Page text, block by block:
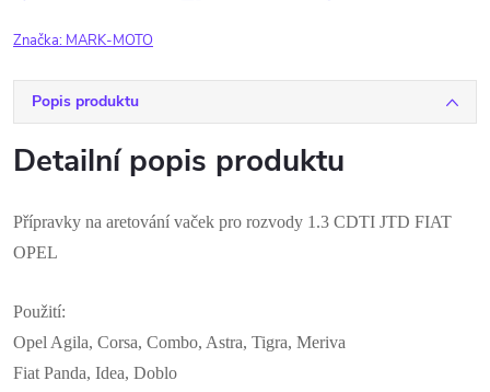
Značka: MARK-MOTO
Popis produktu
Detailní popis produktu
Přípravky na aretování vaček pro rozvody 1.3 CDTI JTD FIAT
OPEL
Použití:
Opel Agila, Corsa, Combo, Astra, Tigra, Meriva
Fiat Panda, Idea, Doblo